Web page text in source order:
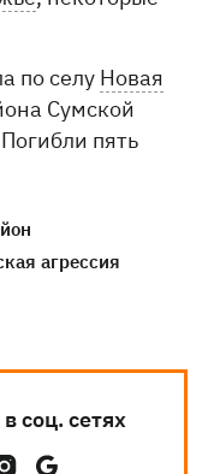
по селу Новая
Сумской
пять
агрессия
соц. сетях